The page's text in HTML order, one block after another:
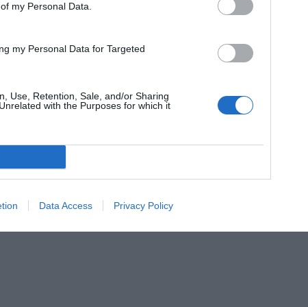
my Personal Data.
my Personal Data for Targeted
Use, Retention, Sale, and/or Sharing
with the Purposes for which it
Data Access Privacy Policy
(optional)
den Contratto di Collaborazione gelesen und akzeptiert zu haben
Mitglied von Initalia?
zugreifen wollen,klicken Sie hier